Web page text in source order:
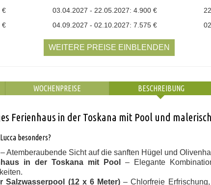
€
03.04.2027 - 22.05.2027: 4.900 €
€
04.09.2027 - 02.10.2027: 7.575 €
WEITERE PREISE EINBLENDEN
WOCHENPREISE BESCHREIBUNG
Ferienhaus in der Toskana mit Pool und
besonders?
– Atemberaubende Sicht auf die sanften Hügel und
in der Toskana mit Pool
– Elegante
Salzwasserpool (12 x 6 Meter) – Chlorfreie